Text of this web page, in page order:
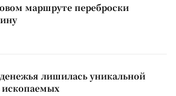
маршруте переброски
лишилась уникальной